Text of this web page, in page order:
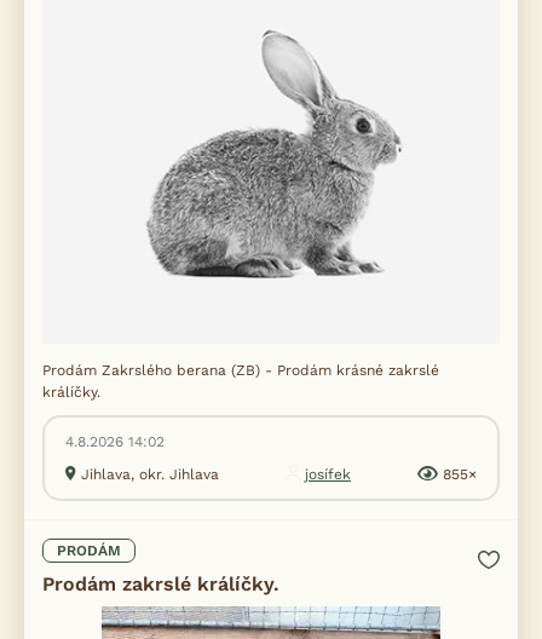
Prodám Zakrslého berana (ZB) - Prodám krásné zakrslé
králíčky.
4.8.2026 14:02
Jihlava, okr. Jihlava
josífek 855×
PRODÁM
Prodám zakrslé králíčky.